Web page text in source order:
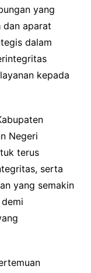
yang
dan aparat
dalam
kepada
Negeri
terus
serta
yang semakin